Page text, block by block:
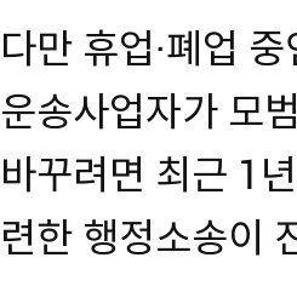
다만 휴업·폐업
운송사업자가 모
바꾸려면 최근 1
련한 행정소송이